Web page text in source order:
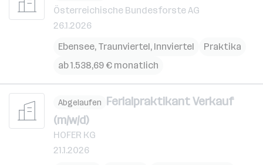
Österreichische Bundesforste AG
26.1.2026
Ebensee, Traunviertel, Innviertel
Praktika
ab 1.538,69 € monatlich
Abgelaufen Ferialpraktikant Verkauf
(m/w/d)
HOFER KG
21.1.2026